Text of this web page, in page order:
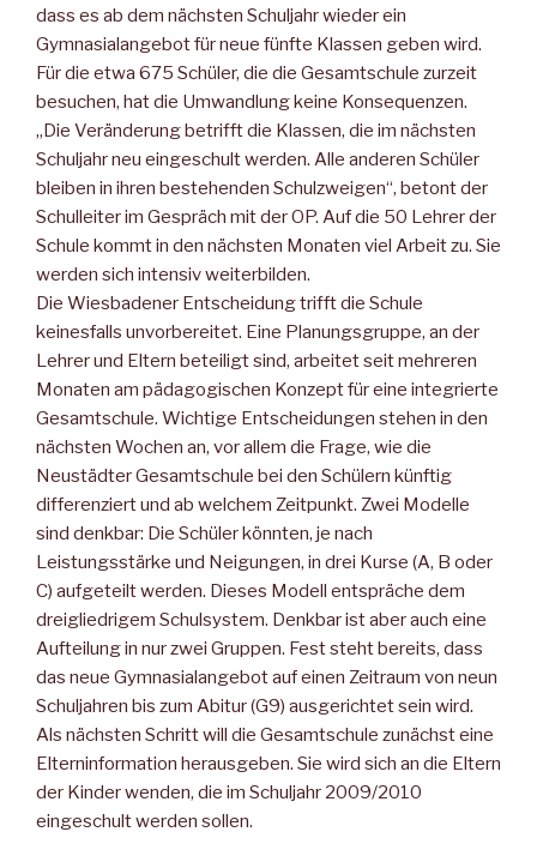
dass es ab dem nächsten Schuljahr wieder ein
Gymnasialangebot für neue fünfte Klassen geben wird.
Für die etwa 675 Schüler, die die Gesamtschule zurzeit
besuchen, hat die Umwandlung keine Konsequenzen.
„Die Veränderung betrifft die Klassen, die im nächsten
Schuljahr neu eingeschult werden. Alle anderen Schüler
bleiben in ihren bestehenden Schulzweigen“, betont der
Schulleiter im Gespräch mit der OP. Auf die 50 Lehrer der
Schule kommt in den nächsten Monaten viel Arbeit zu. Sie
werden sich intensiv weiterbilden.
Die Wiesbadener Entscheidung trifft die Schule
keinesfalls unvorbereitet. Eine Planungsgruppe, an der
Lehrer und Eltern beteiligt sind, arbeitet seit mehreren
Monaten am pädagogischen Konzept für eine integrierte
Gesamtschule. Wichtige Entscheidungen stehen in den
nächsten Wochen an, vor allem die Frage, wie die
Neustädter Gesamtschule bei den Schülern künftig
differenziert und ab welchem Zeitpunkt. Zwei Modelle
sind denkbar: Die Schüler könnten, je nach
Leistungsstärke und Neigungen, in drei Kurse (A, B oder
C) aufgeteilt werden. Dieses Modell entspräche dem
dreigliedrigem Schulsystem. Denkbar ist aber auch eine
Aufteilung in nur zwei Gruppen. Fest steht bereits, dass
das neue Gymnasialangebot auf einen Zeitraum von neun
Schuljahren bis zum Abitur (G9) ausgerichtet sein wird.
Als nächsten Schritt will die Gesamtschule zunächst eine
Elterninformation herausgeben. Sie wird sich an die Eltern
der Kinder wenden, die im Schuljahr 2009/2010
eingeschult werden sollen.